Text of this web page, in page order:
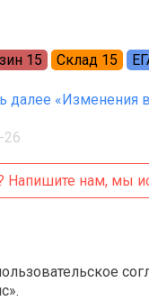
15 Склад 15
далее «Изменения
26
Напишите нам, мы